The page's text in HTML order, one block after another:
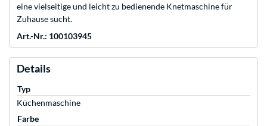
eine vielseitige und leicht zu bedienende Knetmaschine für
Zuhause sucht.
Art.-Nr.: 100103945
Details
Typ
Küchenmaschine
Farbe